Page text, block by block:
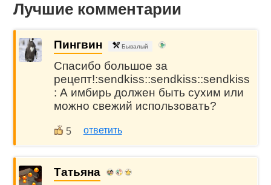
Лучшие комментарии
Пингвин Бывалый
Спасибо большое за
рецепт!:sendkiss::sendkiss::sendkiss
: А имбирь должен быть сухим или
можно свежий использовать?
5 ответить
Татьяна